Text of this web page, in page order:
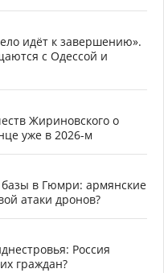
идёт к завершению».
с Одессой и
Жириновского о
уже в 2026-м
в Гюмри: армянские
атаки дронов?
Россия
граждан?